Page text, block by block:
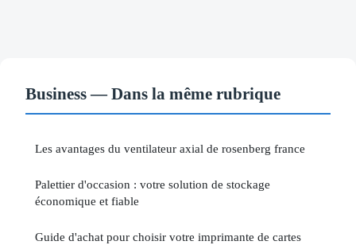
Business — Dans la même rubrique
Les avantages du ventilateur axial de rosenberg france
Palettier d'occasion : votre solution de stockage
économique et fiable
Guide d'achat pour choisir votre imprimante de cartes